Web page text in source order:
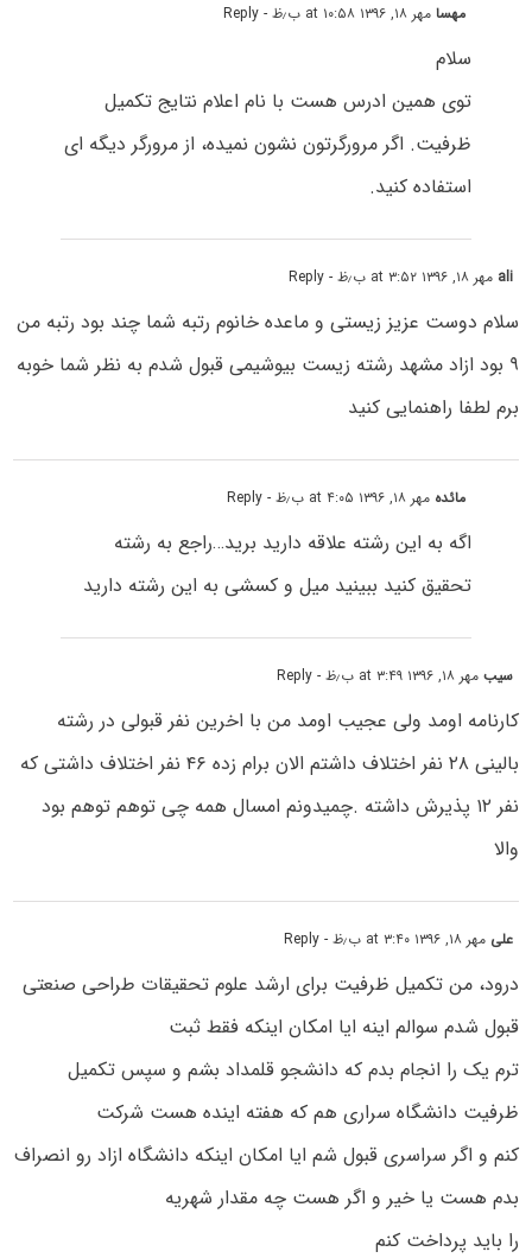
مهسامهر ۱۸, ۱۳۹۶ at ۱۰:۵۸ ب٫ظ - Reply
سلام
توی همین ادرس هست با نام اعلام نتایج تکمیل
ظرفیت. اگر مرورگرتون نشون نمیده، از مرورگر دیگه ای
استفاده کنید.
ali مهر ۱۸, ۱۳۹۶ at ۳:۵۲ ب٫ظ - Reply
سلام دوست عزیز زیستى و ماعده خانوم رتبه شما چند بود رتبه من
۹ بود ازاد مشهد رشته زیست بیوشیمى قبول شدم به نظر شما خوبه
برم لطفا راهنمایی کنید
مائده مهر ۱۸, ۱۳۹۶ at ۴:۰۵ ب٫ظ - Reply
اگه به این رشته علاقه دارید برید…راجع به رشته
تحقیق کنید ببینید میل و کسشی به این رشته دارید
سیبمهر ۱۸, ۱۳۹۶ at ۳:۴۹ ب٫ظ - Reply
کارنامه اومد ولی عجیب اومد من با اخرین نفر قبولی در رشته
بالینی ۲۸ نفر اختلاف داشتم الان برام زده ۴۶ نفر اختلاف داشتی که
نفر ۱۲ پذیرش داشته .چمیدونم امسال همه چی توهم توهم بود
والا
علی مهر ۱۸, ۱۳۹۶ at ۳:۴۰ ب٫ظ - Reply
درود، من تکمیل ظرفیت برای ارشد علوم تحقیقات طراحی صنعتی
قبول شدم سوالم اینه ایا امکان اینکه فقط ثبت
ترم یک را انجام بدم که دانشجو قلمداد بشم و سپس تکمیل
ظرفیت دانشگاه سراری هم که هفته اینده هست شرکت
کنم و اگر سراسری قبول شم ایا امکان اینکه دانشگاه ازاد رو انصراف
بدم هست یا خیر و اگر هست چه مقدار شهریه
را باید پرداخت کنم